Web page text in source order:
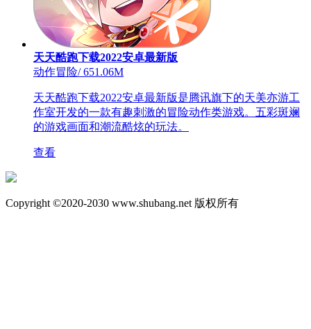
天天酷跑下载2022安卓最新版
动作冒险/651.06M
天天酷跑下载2022安卓最新版是腾讯旗下的天美亦游工
作室开发的一款有趣刺激的冒险动作类游戏。五彩斑斓
的游戏画面和潮流酷炫的玩法。
查看
Copyright ©2020-2030 www.shubang.net 版权所有